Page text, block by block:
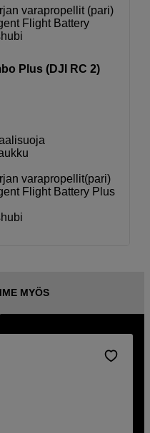
varapropellit (pari)
Flight Battery
Plus (DJI RC 2)
vara­propellit(pari)
Flight Battery Plus
MYÖS